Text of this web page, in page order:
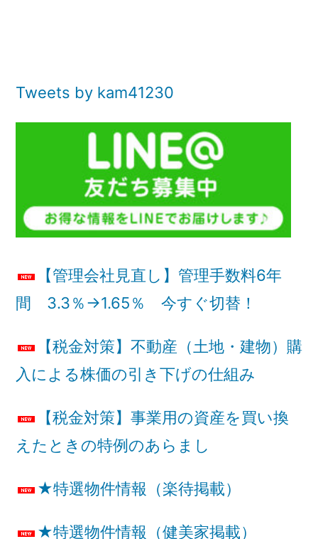
Tweets by kam41230
【管理会社見直し】管理手数料6年
間 3.3％→1.65％ 今すぐ切替！
【税金対策】不動産（土地・建物）購
入による株価の引き下げの仕組み
【税金対策】事業用の資産を買い換
えたときの特例のあらまし
★特選物件情報（楽待掲載）
★特選物件情報（健美家掲載）